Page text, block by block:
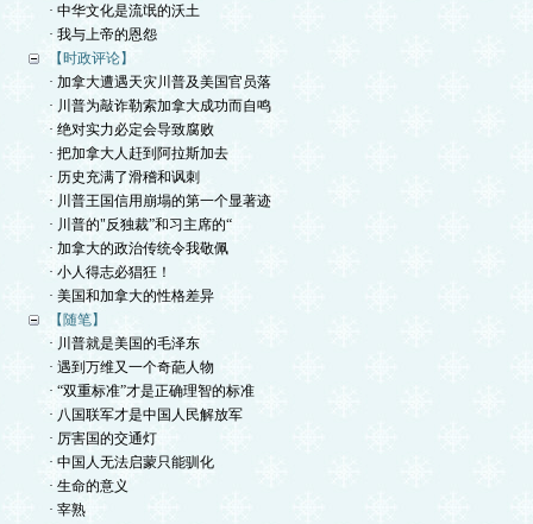
· 中华文化是流氓的沃土
· 我与上帝的恩怨
【时政评论】
· 加拿大遭遇天灾川普及美国官员落
· 川普为敲诈勒索加拿大成功而自鸣
· 绝对实力必定会导致腐败
· 把加拿大人赶到阿拉斯加去
· 历史充满了滑稽和讽刺
· 川普王国信用崩塌的第一个显著迹
· 川普的"反独裁”和习主席的“
· 加拿大的政治传统令我敬佩
· 小人得志必猖狂！
· 美国和加拿大的性格差异
【随笔】
· 川普就是美国的毛泽东
· 遇到万维又一个奇葩人物
· “双重标准”才是正确理智的标准
· 八国联军才是中国人民解放军
· 厉害国的交通灯
· 中国人无法启蒙只能驯化
· 生命的意义
· 宰熟